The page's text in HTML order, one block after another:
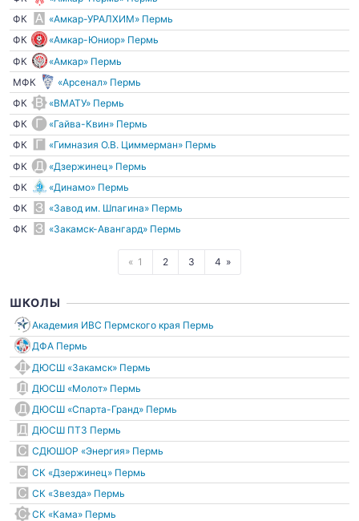
ФК
«Амкар-УРАЛХИМ» Пермь
ФК
«Амкар-Юниор» Пермь
ФК
«Амкар» Пермь
МФК
«Арсенал» Пермь
ФК
«ВМАТУ» Пермь
ФК
«Гайва-Квин» Пермь
ФК
«Гимназия О.В. Циммерман» Пермь
ФК
«Дзержинец» Пермь
ФК
«Динамо» Пермь
ФК
«Завод им. Шпагина» Пермь
ФК
«Закамск-Авангард» Пермь
1 2 3 4
ШКОЛЫ
Академия ИВС Пермского края Пермь
ДФА Пермь
ДЮСШ «Закамск» Пермь
ДЮСШ «Молот» Пермь
ДЮСШ «Спарта-Гранд» Пермь
ДЮСШ ПТЗ Пермь
СДЮШОР «Энергия» Пермь
СК «Дзержинец» Пермь
СК «Звезда» Пермь
СК «Кама» Пермь